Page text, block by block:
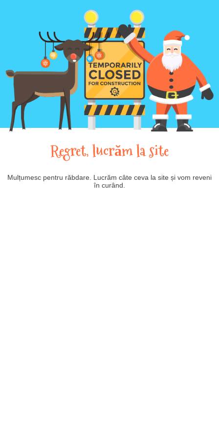
Regret, lucrăm la site
Mulțumesc pentru răbdare. Lucrăm câte ceva la site și vom reveni
în curând.